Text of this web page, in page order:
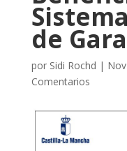
de
por Sidi Rochd |
Comentarios